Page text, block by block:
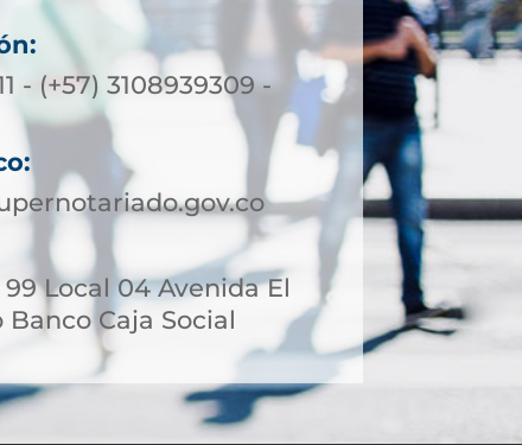
- (+57) 3108939309 -
Local 04 Avenida El
Caja Social